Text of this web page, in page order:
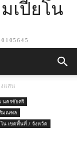
เปียโน
แสน
นครชัยศรี
ริมณฑล
น เขตพื้นที่ / จังหวัด